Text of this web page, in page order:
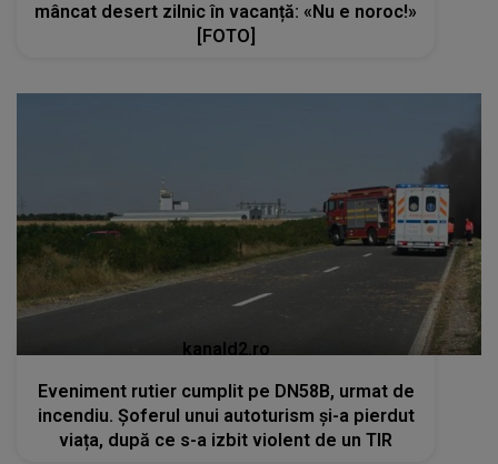
mâncat desert zilnic în vacanță: «Nu e noroc!»
[FOTO]
kanald2.ro
Eveniment rutier cumplit pe DN58B, urmat de
incendiu. Șoferul unui autoturism și-a pierdut
viața, după ce s-a izbit violent de un TIR